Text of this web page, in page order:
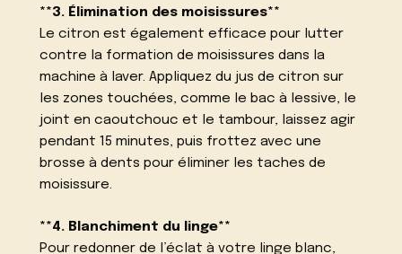
**3. Élimination des moisissures**
Le citron est également efficace pour lutter
contre la formation de moisissures dans la
machine à laver. Appliquez du jus de citron sur
les zones touchées, comme le bac à lessive, le
joint en caoutchouc et le tambour, laissez agir
pendant 15 minutes, puis frottez avec une
brosse à dents pour éliminer les taches de
moisissure.
**4. Blanchiment du linge**
Pour redonner de l’éclat à votre linge blanc,